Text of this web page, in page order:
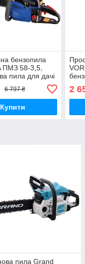
бензопила
ПМЗ 58-3,5,
пила для дачі
6 797 ₴
Купити
2
пила Grand